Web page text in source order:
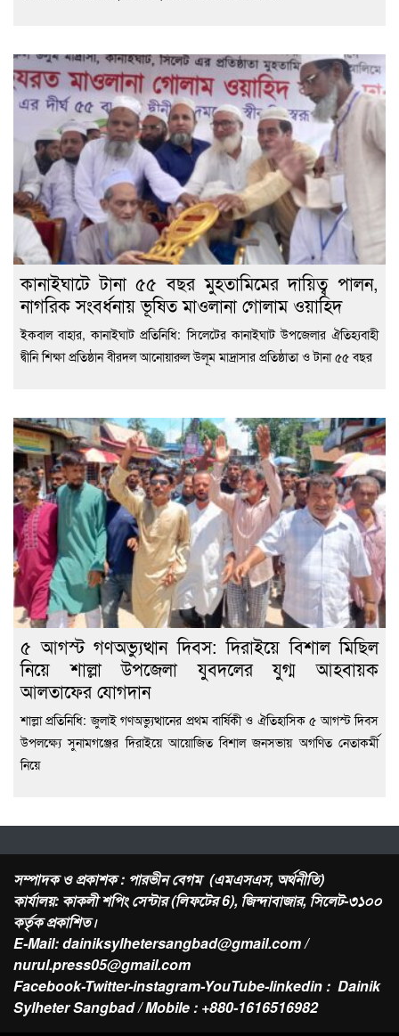
কানাইঘাটে টানা ৫৫ বছর মুহতামিমের দায়িত্ব পালন,
নাগরিক সংবর্ধনায় ভূষিত মাওলানা গোলাম ওয়াহিদ
ইকবাল বাহার, কানাইঘাট প্রতিনিধি: সিলেটের কানাইঘাট উপজেলার ঐতিহ্যবাহী
দ্বীনি শিক্ষা প্রতিষ্ঠান বীরদল আনোয়ারুল উলূম মাদ্রাসার প্রতিষ্ঠাতা ও টানা ৫৫ বছর
৫ আগস্ট গণঅভ্যুত্থান দিবস: দিরাইয়ে বিশাল মিছিল
নিয়ে শাল্লা উপজেলা যুবদলের যুগ্ম আহবায়ক
আলতাফের যোগদান
শাল্লা প্রতিনিধি: জুলাই গণঅভ্যুত্থানের প্রথম বার্ষিকী ও ঐতিহাসিক ৫ আগস্ট দিবস
উপলক্ষ্যে সুনামগঞ্জের দিরাইয়ে আয়োজিত বিশাল জনসভায় অগণিত নেতাকর্মী
নিয়ে
সম্পাদক ও প্রকাশক : পারভীন বেগম (এমএসএস, অর্থনীতি)
কার্যালয়: কাকলী শপিং সেন্টার (লিফটের 6), জিন্দাবাজার, সিলেট-৩১০০
কর্তৃক প্রকাশিত।
E-Mail: dainiksylhetersangbad@gmail.com /
nurul.press05@gmail.com
Facebook-Twitter-instagram-YouTube-linkedin : Dainik
Sylheter Sangbad / Mobile : +880-1616516982